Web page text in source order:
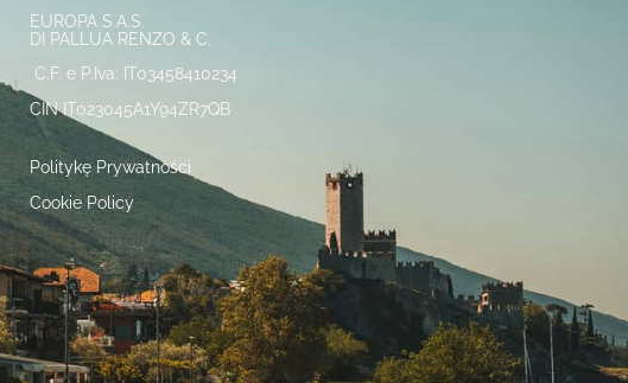
EUROPA S.A.S.
DI PALLUA RENZO & C.
C.F. e P.Iva: IT03458410234
CIN IT023045A1Y94ZR7QB
Politykę Prywatności
Cookie Policy